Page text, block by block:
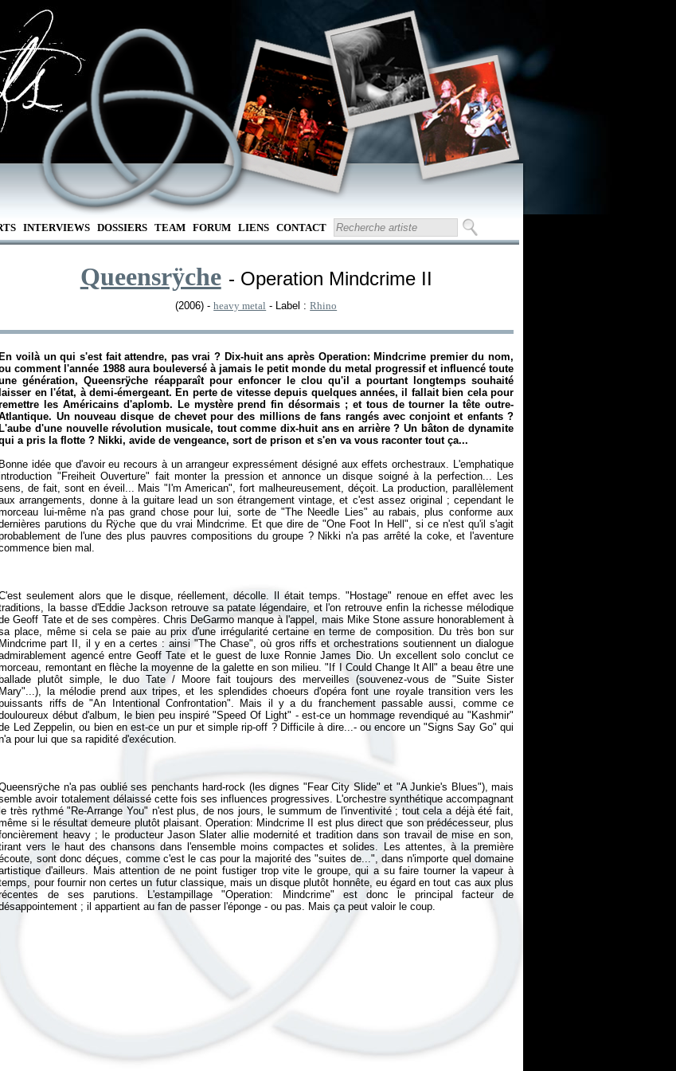
INTERVIEWS DOSSIERS TEAM FORUM LIENS CONTACT
Queensrÿche - Operation Mindcrime II
(2006) -heavy metal - Label :Rhino
En voilà un qui s'est fait attendre, pas vrai ? Dix-huit ans après Operation: Mindcrime premier du nom,
comment l'année 1988 aura bouleversé à jamais le petit monde du metal progressif et influencé toute
génération, Queensrÿche réapparaît pour enfoncer le clou qu'il a pourtant longtemps souhaité
laisser en l'état, à demi-émergeant. En perte de vitesse depuis quelques années, il fallait bien cela pour
les Américains d'aplomb. Le mystère prend fin désormais ; et tous de tourner la tête outre-
Un nouveau disque de chevet pour des millions de fans rangés avec conjoint et enfants ?
L'aube d'une nouvelle révolution musicale, tout comme dix-huit ans en arrière ? Un bâton de dynamite
a pris la flotte ? Nikki, avide de vengeance, sort de prison et s'en va vous raconter tout ça...
Bonne idée que d'avoir eu recours à un arrangeur expressément désigné aux effets orchestraux. L'emphatique
"Freiheit Ouverture" fait monter la pression et annonce un disque soigné à la perfection... Les
de fait, sont en éveil... Mais "I'm American", fort malheureusement, déçoit. La production, parallèlement
arrangements, donne à la guitare lead un son étrangement vintage, et c'est assez original ; cependant le
lui-même n'a pas grand chose pour lui, sorte de "The Needle Lies" au rabais, plus conforme aux
parutions du Rÿche que du vrai Mindcrime. Et que dire de "One Foot In Hell", si ce n'est qu'il s'agit
de l'une des plus pauvres compositions du groupe ? Nikki n'a pas arrêté la coke, et l'aventure
seulement alors que le disque, réellement, décolle. Il était temps. "Hostage" renoue en effet avec les
la basse d'Eddie Jackson retrouve sa patate légendaire, et l'on retrouve enfin la richesse mélodique
Geoff Tate et de ses compères. Chris DeGarmo manque à l'appel, mais Mike Stone assure honorablement à
place, même si cela se paie au prix d'une irrégularité certaine en terme de composition. Du très bon sur
Mindcrime part II , il y en a certes : ainsi "The Chase", où gros riffs et orchestrations soutiennent un dialogue
agencé entre Geoff Tate et le guest de luxe Ronnie James Dio. Un excellent solo conclut ce
remontant en flèche la moyenne de la galette en son milieu. "If I Could Change It All" a beau être une
ballade plutôt simple, le duo Tate / Moore fait toujours des merveilles (souvenez-vous de "Suite Sister
Mary"...), la mélodie prend aux tripes, et les splendides choeurs d'opéra font une royale transition vers les
riffs de "An Intentional Confrontation". Mais il y a du franchement passable aussi, comme ce
début d'album, le bien peu inspiré "Speed Of Light" - est-ce un hommage revendiqué au "Kashmir"
Led Zeppelin, ou bien en est-ce un pur et simple rip-off ? Difficile à dire...- ou encore un "Signs Say Go" qui
n'a pas oublié ses penchants hard-rock (les dignes "Fear City Slide" et "A Junkie's Blues"), mais
avoir totalement délaissé cette fois ses influences progressives. L'orchestre synthétique accompagnant
le très rythmé "Re-Arrange You" n'est plus, de nos jours, le summum de l'inventivité ; tout cela a déjà été fait,
si le résultat demeure plutôt plaisant. Operation: Mindcrime II
est plus direct que son prédécesseur, plus
heavy ; le producteur Jason Slater allie modernité et tradition dans son travail de mise en son,
vers le haut des chansons dans l'ensemble moins compactes et solides. Les attentes, à la première
sont donc déçues, comme c'est le cas pour la majorité des "suites de...", dans n'importe quel domaine
d'ailleurs. Mais attention de ne point fustiger trop vite le groupe, qui a su faire tourner la vapeur à
pour fournir non certes un futur classique, mais un disque plutôt honnête, eu égard en tout cas aux plus
de ses parutions. L'estampillage "Operation: Mindcrime" est donc le principal facteur de
; il appartient au fan de passer l'éponge - ou pas. Mais ça peut valoir le coup.